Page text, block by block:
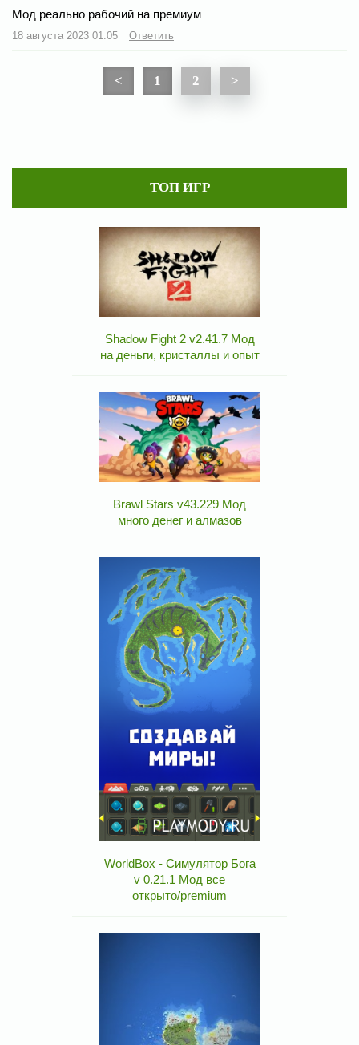
Мод реально рабочий на премиум
18 августа 2023 01:05 Ответить
< 1 2 >
ТОП ИГР
Shadow Fight 2 v2.41.7 Мод
на деньги, кристаллы и опыт
Brawl Stars v43.229 Мод
много денег и алмазов
WorldBox - Симулятор Бога
v 0.21.1 Мод все
открыто/premium